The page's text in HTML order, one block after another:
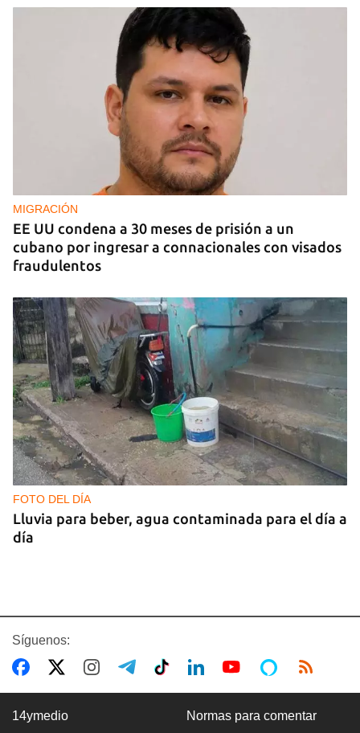
MIGRACIÓN
EE UU condena a 30 meses de prisión a un
cubano por ingresar a connacionales con visados
fraudulentos
FOTO DEL DÍA
Lluvia para beber, agua contaminada para el día a
día
Síguenos:
14ymedio Normas para comentar